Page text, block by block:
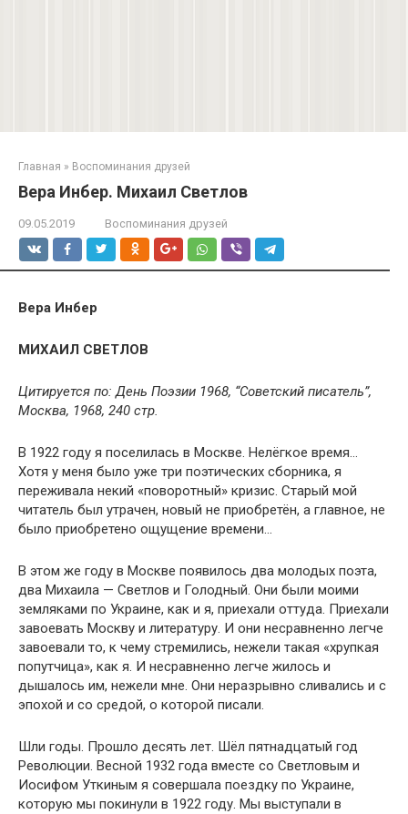
Главная » Воспоминания друзей
Вера Инбер. Михаил Светлов
09.05.2019 Воспоминания друзей
Вера Инбер
МИХАИЛ СВЕТЛОВ
Цитируется по: День Поэзии 1968, “Советский писатель”,
Москва, 1968, 240 стр.
В 1922 году я поселилась в Москве. Нелёгкое время…
Хотя у меня было уже три поэтических сборника, я
переживала некий «поворотный» кризис. Старый мой
читатель был утрачен, новый не приобретён, а главное, не
было приобретено ощущение времени…
В этом же году в Москве появилось два молодых поэта,
два Михаила — Светлов и Голодный. Они были моими
земляками по Украине, как и я, приехали оттуда. Приехали
завоевать Москву и литературу. И они несравненно легче
завоевали то, к чему стремились, нежели такая «хрупкая
попутчица», как я. И несравненно легче жилось и
дышалось им, нежели мне. Они неразрывно сливались и с
эпохой и со средой, о которой писали.
Шли годы. Прошло десять лет. Шёл пятнадцатый год
Революции. Весной 1932 года вместе со Светловым и
Иосифом Уткиным я совершала поездку по Украине,
которую мы покинули в 1922 году. Мы выступали в